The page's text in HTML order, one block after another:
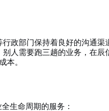
政部门保持着良好的沟通渠
人需要跑三趟的业务，在辰
本。
生命周期的服务：